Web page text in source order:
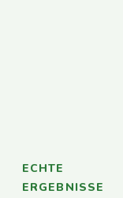
ECHTE
ERGEBNISSE